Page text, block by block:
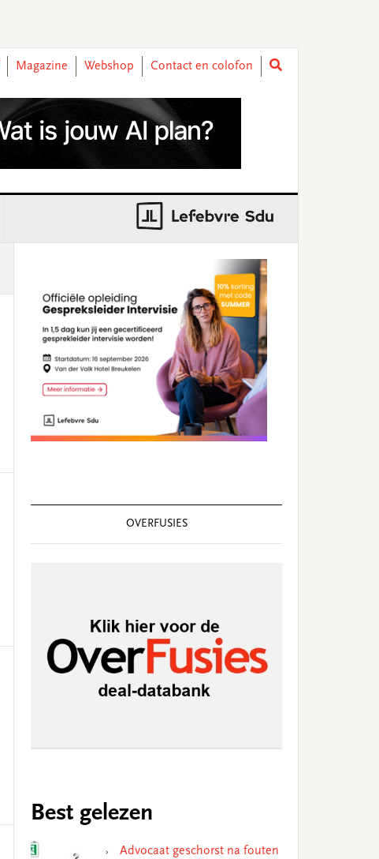
Magazine Webshop Contact en colofon
OVERFUSIES
Best gelezen
Advocaat geschorst na fouten